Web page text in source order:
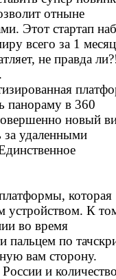
отныне
Этот стартап
всего за 1 месяц
не правда
панораму в 360
новый
за удаленными
которая
устройством. К
во время
пальцем по
вам сторону.
и